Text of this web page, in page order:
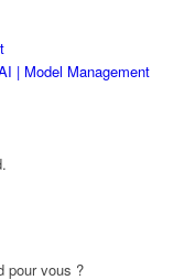
pour vous ?